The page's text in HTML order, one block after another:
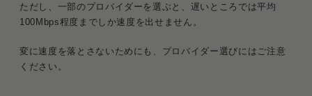
ただし、一部のプロバイダーを選ぶと、遅いところでは平均
100Mbps程度までしか速度を出せません。
変に速度を落とさないためにも、プロバイダー選びにはご注意
ください。